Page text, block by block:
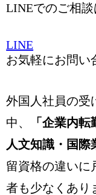
LINEでのご相談
LINE
お気軽にお問い
外国人社員の受
中、
「企業内転
人文知識・国際
留資格の違いに
者も少なくあり